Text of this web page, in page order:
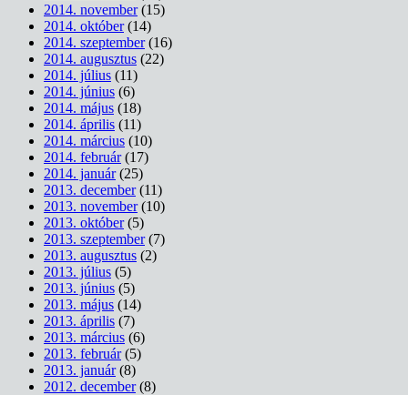
2014. november(15)
2014. október(14)
2014. szeptember(16)
2014. augusztus (22)
2014. július (11)
2014. június (6)
2014. május (18)
2014. április (11)
2014. március (10)
2014. február(17)
2014. január(25)
2013. december(11)
2013. november(10)
2013. október(5)
2013. szeptember(7)
2013. augusztus (2)
2013. július (5)
2013. június (5)
2013. május (14)
2013. április (7)
2013. március (6)
2013. február(5)
2013. január(8)
2012. december(8)